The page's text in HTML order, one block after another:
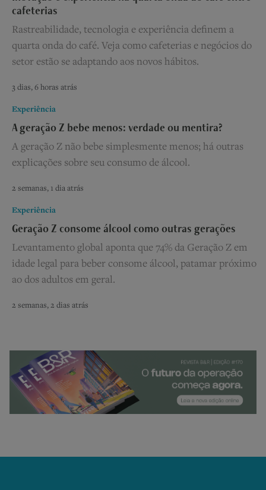
cafeterias
Rastreabilidade, tecnologia e experiência definem a
quarta onda do café. Veja como cafeterias e negócios do
setor estão se adaptando aos novos hábitos.
3 dias, 6 horas atrás
Experiência
A geração Z bebe menos: verdade ou mentira?
A geração Z não bebe simplesmente menos; há outras
explicações sobre seu consumo de álcool.
2 semanas, 1 dia atrás
Experiência
Geração Z consome álcool como outras gerações
Levantamento global aponta que 74% da Geração Z em
idade legal para beber consome álcool, patamar próximo
ao dos adultos em geral.
2 semanas, 2 dias atrás